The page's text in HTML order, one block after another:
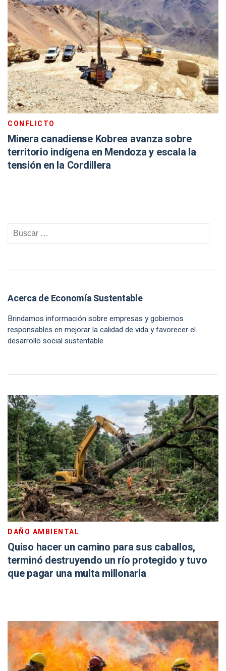
CONFLICTO
Minera canadiense Kobrea avanza sobre
territorio indígena en Mendoza y escala la
tensión en la Cordillera
Acerca de Economía Sustentable
Brindamos información sobre empresas y gobiernos
responsables en mejorar la calidad de vida y favorecer el
desarrollo social sustentable.
DAÑO AMBIENTAL
Quiso hacer un camino para sus caballos,
terminó destruyendo un río protegido y tuvo
que pagar una multa millonaria